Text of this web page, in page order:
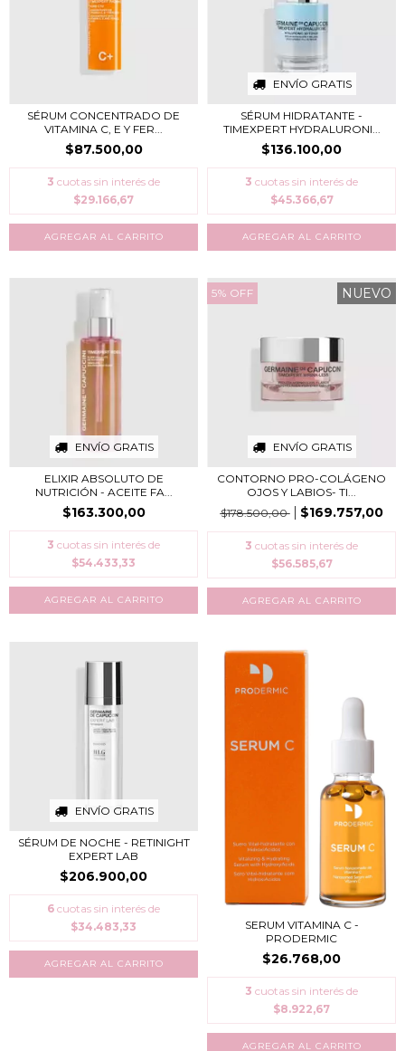
SÉRUM CONCENTRADO DE
VITAMINA C, E Y FER...
$87.500,00
3 cuotas sin interés de
$29.166,67
ENVÍO GRATIS
SÉRUM HIDRATANTE -
TIMEXPERT HYDRALURONI...
$136.100,00
3 cuotas sin interés de
$45.366,67
ENVÍO GRATIS
ELIXIR ABSOLUTO DE
NUTRICIÓN - ACEITE FA...
$163.300,00
3 cuotas sin interés de
$54.433,33
5% OFF
ENVÍO GRATIS
NUEVO
CONTORNO PRO-COLÁGENO
OJOS Y LABIOS​- TI...
$178.500,00
$169.757,00
3 cuotas sin interés de
$56.585,67
ENVÍO GRATIS
SÉRUM DE NOCHE - RETINIGHT
EXPERT LAB
$206.900,00
6 cuotas sin interés de
$34.483,33
SERUM VITAMINA C -
PRODERMIC
$26.768,00
3 cuotas sin interés de
$8.922,67